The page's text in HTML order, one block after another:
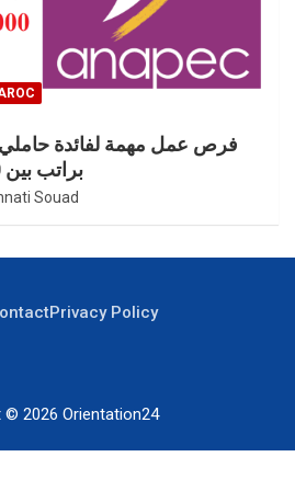
فرص عمل مهمة لفائدة حاملي
براتب بين 8000 و 25000 درهم
Souad
Privacy Policy
© 2026 Orientation24